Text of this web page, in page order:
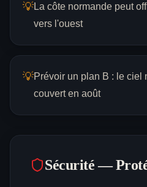
💡La côte normande peut
vers l'ouest
💡Prévoir un plan B : le ciel
couvert en août
Sécurité —